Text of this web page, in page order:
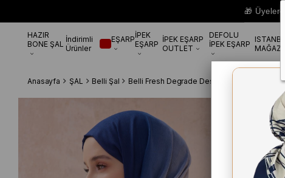
🎁
HAZIR
BONE ŞAL İndirimli
Ürünler
EŞARPİPEK
EŞARP İPEK EŞARP
OUTLET
DEFOLU
İPEK EŞARP MAĞAZA
Anasayfa ŞAL Belli Şal Belli Fresh Degrade Desen Şal 1012 Mavi